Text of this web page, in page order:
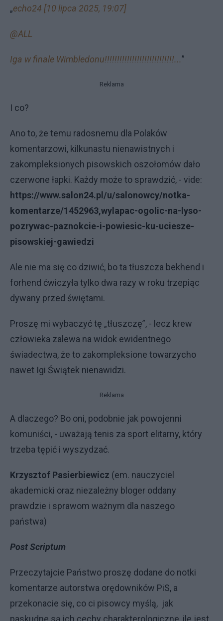
„echo24 [10 lipca 2025, 19:07]
@ALL
Iga w finale Wimbledonu!!!!!!!!!!!!!!!!!!!!!!!!!!!!...”
Reklama
I co?
Ano to, że temu radosnemu dla Polaków
komentarzowi, kilkunastu nienawistnych i
zakompleksionych pisowskich oszołomów dało
czerwone łapki. Każdy może to sprawdzić, - vide:
https://www.salon24.pl/u/salonowcy/notka-
komentarze/1452963,wylapac-ogolic-na-lyso-
pozrywac-paznokcie-i-powiesic-ku-uciesze-
pisowskiej-gawiedzi
Ale nie ma się co dziwić, bo ta tłuszcza bekhend i
forhend ćwiczyła tylko dwa razy w roku trzepiąc
dywany przed świętami.
Proszę mi wybaczyć tę „tłuszczę”, - lecz krew
człowieka zalewa na widok ewidentnego
świadectwa, że to zakompleksione towarzycho
nawet Igi Świątek nienawidzi.
Reklama
A dlaczego? Bo oni, podobnie jak powojenni
komuniści, - uważają tenis za sport elitarny, który
trzeba tępić i wyszydzać.
Krzysztof Pasierbiewicz (em. nauczyciel
akademicki oraz niezależny bloger oddany
prawdzie i sprawom ważnym dla naszego
państwa)
Post Scriptum
Przeczytajcie Państwo proszę dodane do notki
komentarze autorstwa orędowników PiS, a
przekonacie się, co ci pisowcy myślą, jak
paskudne są ich cechy charakterologiczne, ile jest